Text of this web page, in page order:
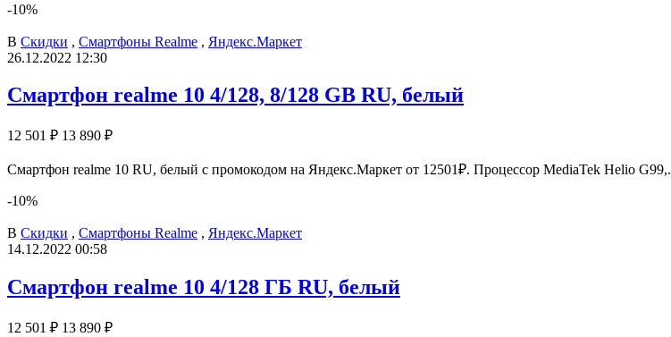
-10%
В Скидки , Смартфоны Realme , Яндекс.Маркет
26.12.2022 12:30
Смартфон realme 10 4/128, 8/128 GB RU, белый
12 501 ₽ 13 890 ₽
Смартфон realme 10 RU, белый с промокодом на Яндекс.Маркет от 12501₽. Процессор MediaTek Helio G99,.
-10%
В Скидки , Смартфоны Realme , Яндекс.Маркет
14.12.2022 00:58
Смартфон realme 10 4/128 ГБ RU, белый
12 501 ₽ 13 890 ₽